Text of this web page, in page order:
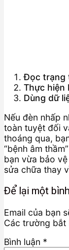
Đọc trạng
Thực hiện
Dùng dữ
Nếu đèn nhấp
toàn tuyệt đối
thoáng qua,
“bệnh âm
bạn vừa bảo
sửa chữa thay
Để lại một
Email của bạn
Các trường bắt
Bình luận *